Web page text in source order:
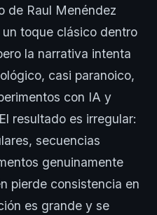
de Raul Menéndez
toque clásico dentro
la narrativa intenta
casi paranoico,
con IA y
resultado es irregular:
secuencias
genuinamente
pierde consistencia en
es grande y se